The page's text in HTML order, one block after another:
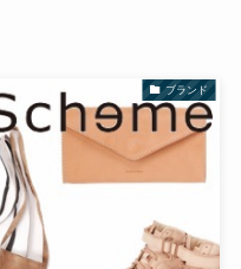
ブランド